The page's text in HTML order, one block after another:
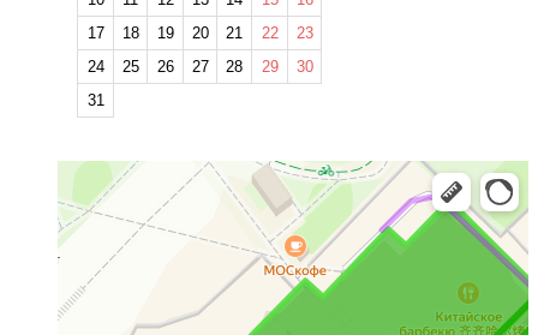
17
18 19 20 21 22
23
24
25 26 27 28 29
30
31